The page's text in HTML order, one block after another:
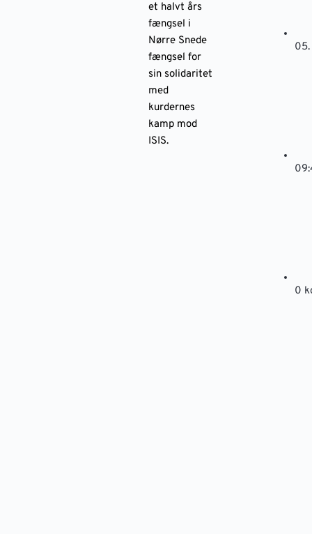
et halvt års
fængsel i
Nørre Snede
fængsel for
sin solidaritet
med
kurdernes
kamp mod
ISIS.
0